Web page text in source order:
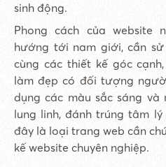
sinh động.
Phong cách của website
hướng tới nam giới, cần
cùng các thiết kế góc
làm đẹp có đối tượng
dụng các màu sắc sáng và
lung linh, đánh trúng tâm
đây là loại trang web cần
kế website chuyên nghiệp.